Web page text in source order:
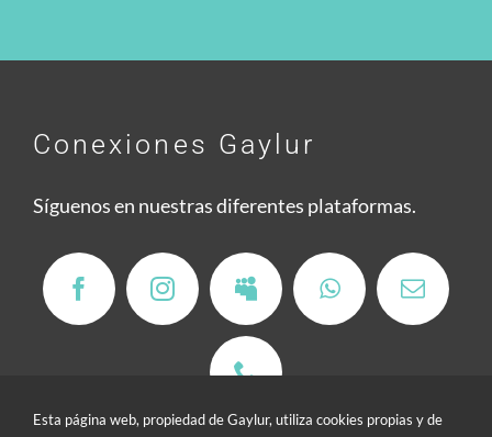
Conexiones Gaylur
Síguenos en nuestras diferentes plataformas.
Esta página web, propiedad de Gaylur, utiliza cookies propias y de